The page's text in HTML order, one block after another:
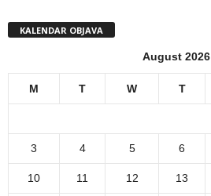
KALENDAR OBJAVA
August 2026
M T W T
3 4 5 6
10 11 12 13